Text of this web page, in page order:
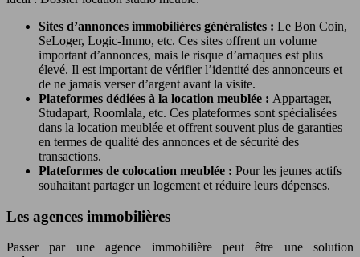
Sites d’annonces immobilières généralistes : Le Bon Coin,
SeLoger, Logic-Immo, etc. Ces sites offrent un volume
important d’annonces, mais le risque d’arnaques est plus
élevé. Il est important de vérifier l’identité des annonceurs et
de ne jamais verser d’argent avant la visite.
Plateformes dédiées à la location meublée : Appartager,
Studapart, Roomlala, etc. Ces plateformes sont spécialisées
dans la location meublée et offrent souvent plus de garanties
en termes de qualité des annonces et de sécurité des
transactions.
Plateformes de colocation meublée : Pour les jeunes actifs
souhaitant partager un logement et réduire leurs dépenses.
Les agences immobilières
Passer par une agence immobilière peut être une solution